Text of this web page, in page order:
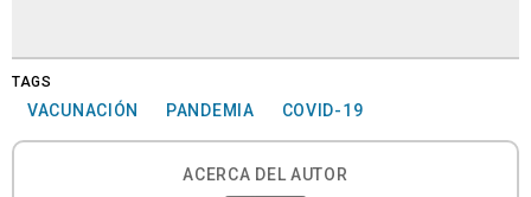
TAGS
VACUNACIÓN PANDEMIA COVID-19
ACERCA DEL AUTOR